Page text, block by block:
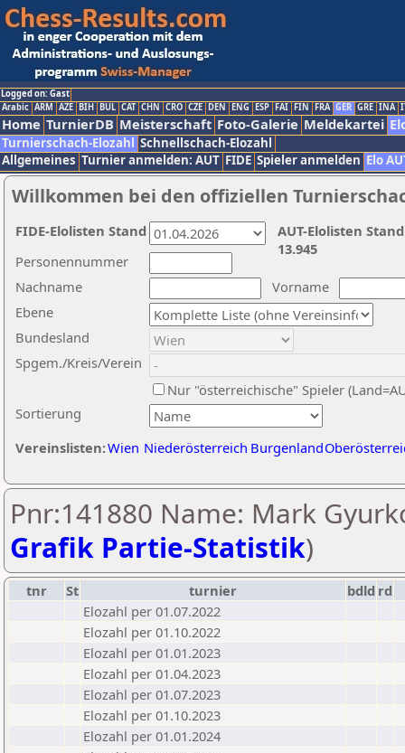
Logged on: Gast
Arabic ARM AZE BIH BUL CAT CHN CRO CZE DEN ENG ESP FAI FIN FRA GER GRE INA
Home TurnierDB Meisterschaft Foto-Galerie Meldekartei
Turnierschach-Elozahl Schnellschach-Elozahl
Allgemeines Turnier anmelden: AUT FIDE Spieler anmelden Elo
Willkommen bei den offiziellen
Nachname
Vorname
Ebene
Sortierung
Personennummer
Bundesland
Spgem./Kreis/Verein
Nur "österreichische" Spieler
Vereinslisten:Wien Niederösterreich Burgenland
AUT-Elolisten
13.945
FIDE-Elolisten Stand
Pnr:141880 Name: Mark
Grafik Partie-Statistik)
tnr St turnier bdld rd
Elozahl per 01.07.2022
Elozahl per 01.10.2022
Elozahl per 01.01.2023
Elozahl per 01.04.2023
Elozahl per 01.07.2023
Elozahl per 01.10.2023
Elozahl per 01.01.2024